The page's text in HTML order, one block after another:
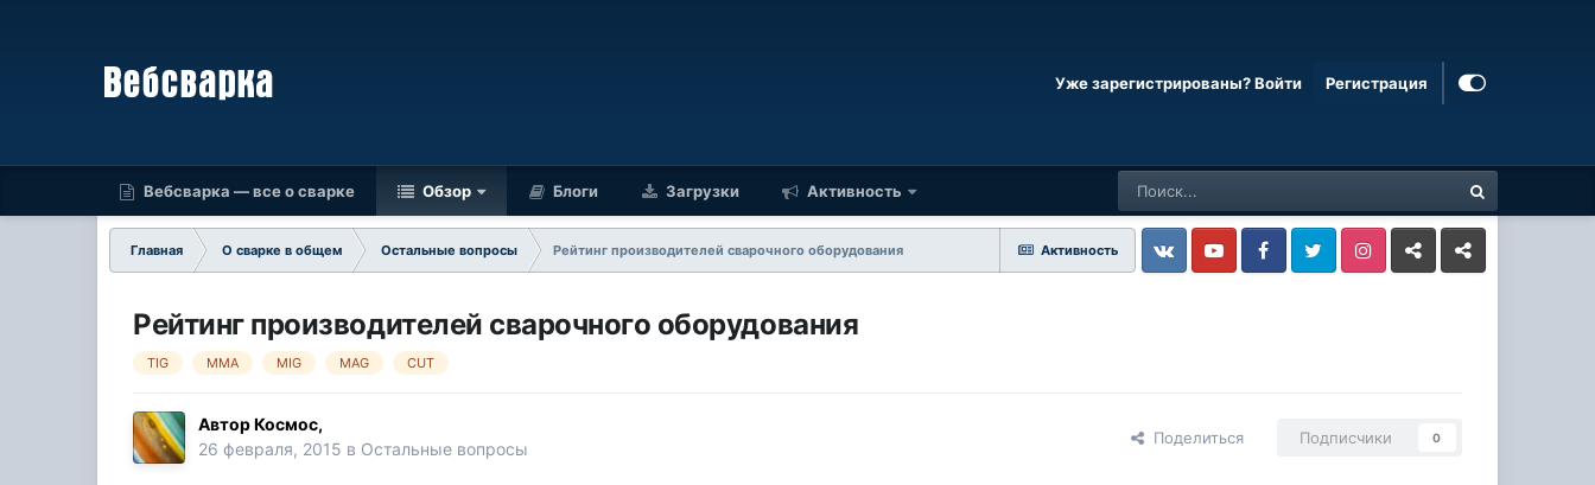
Уже зарегистрированы? Войти Регистрация
Вебсварка — все о сварке Обзор Блоги Загрузки Активность
Активность
Главная О сварке в общем Остальные вопросы
Рейтинг производителей сварочного оборудования
VkontakteYouTube FacebookTwitter InstagramLivejournalOdnoklassniki
Рейтинг производителей сварочного оборудования
TIG MMA MIG MAG CUT
АвторКосмос,
26 февраля, 2015 в Остальные вопросы
Поделиться Подписчики 0